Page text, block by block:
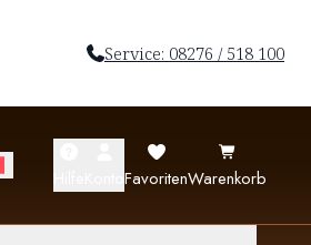
Service: 08276 / 518 100
FavoritenWarenkorb